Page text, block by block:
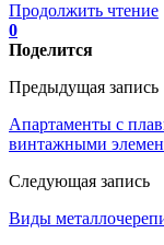
Продолжить чтение
0
Поделится
Предыдущая запись
Апартаменты с
винтажными
Следующая запись
Виды